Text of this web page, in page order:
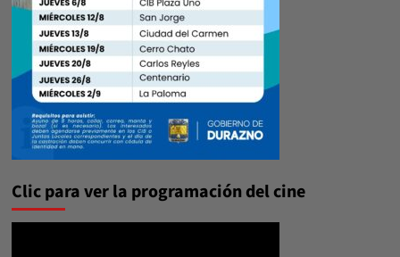
Clic para ver la programación del cine